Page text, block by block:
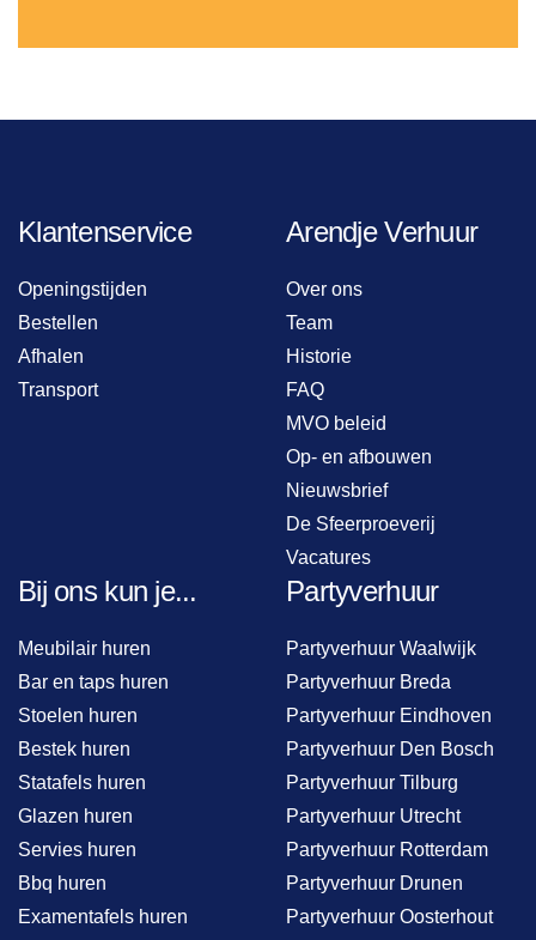
Klantenservice
Openingstijden
Bestellen
Afhalen
Transport
Arendje Verhuur
Over ons
Team
Historie
FAQ
MVO beleid
Op- en afbouwen
Nieuwsbrief
De Sfeerproeverij
Vacatures
Bij ons kun je...
Meubilair huren
Bar en taps huren
Stoelen huren
Bestek huren
Statafels huren
Glazen huren
Servies huren
Bbq huren
Examentafels huren
Partyverhuur
Partyverhuur Waalwijk
Partyverhuur Breda
Partyverhuur Eindhoven
Partyverhuur Den Bosch
Partyverhuur Tilburg
Partyverhuur Utrecht
Partyverhuur Rotterdam
Partyverhuur Drunen
Partyverhuur Oosterhout